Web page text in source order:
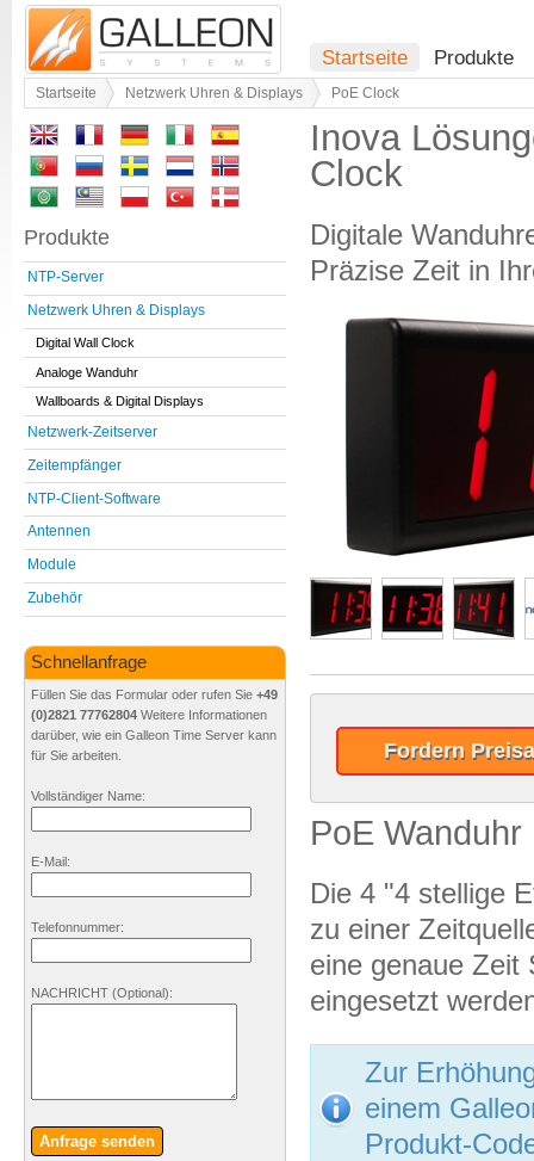
Startseite Produkte
Startseite Netzwerk Uhren & Displays PoE Clock
Inova
Clock
Digitale
Präzise Zeit in
Fordern
PoE Wanduhr
Die 4 "4 stellige
zu einer
eine genaue Zeit
eingesetzt
Zur
einem
Produkt-
Produkte
NTP-Server
Netzwerk Uhren & Displays
Digital Wall Clock
Analoge Wanduhr
Wallboards & Digital Displays
Netzwerk-Zeitserver
Zeitempfänger
NTP-Client-Software
Antennen
Module
Zubehör
Schnellanfrage
Füllen Sie das Formular oder rufen Sie +49
(0)2821 77762804 Weitere Informationen
darüber, wie ein Galleon Time Server kann
für Sie arbeiten.
Vollständiger Name:
E-Mail:
Telefonnummer:
NACHRICHT (Optional):
Anfrage senden